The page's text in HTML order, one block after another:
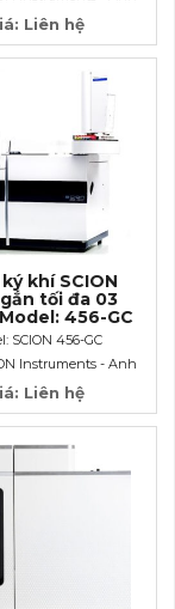
Liên hệ
khí SCION
tối đa 03
456-GC
SCION 456-GC
Instruments - Anh
Liên hệ